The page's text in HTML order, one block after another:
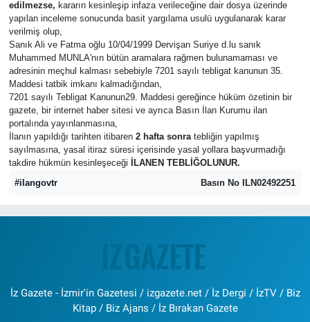
edilmezse, kararın kesinleşip infaza verileceğine dair dosya üzerinde
yapılan inceleme sonucunda basit yargılama usulü uygulanarak karar
verilmiş olup,
Sanık Ali ve Fatma oğlu 10/04/1999 Dervişan Suriye d.lu sanık
Muhammed MUNLA'nın bütün aramalara rağmen bulunamaması ve
adresinin meçhul kalması sebebiyle 7201 sayılı tebligat kanunun 35.
Maddesi tatbik imkanı kalmadığından,
7201 sayılı Tebligat Kanunun29. Maddesi gereğince hüküm özetinin bir
gazete, bir internet haber sitesi ve ayrıca Basın İlan Kurumu ilan
portalında yayınlanmasına,
İlanın yapıldığı tarihten itibaren2 hafta sonra tebliğin yapılmış
sayılmasına, yasal itiraz süresi içerisinde yasal yollara başvurmadığı
takdire hükmün kesinleşeceği İLANEN TEBLİĞOLUNUR.
#ilangovtr
Basın No ILN02492251
İz Gazete - İzmir'in Gazetesi / izgazete.net / İz Dergi / İzTV / Biz
Kitap / Biz Ajans / İz Bırakan Gazete